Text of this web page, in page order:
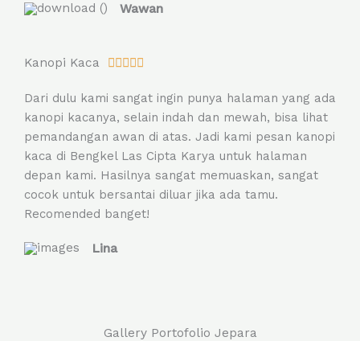
f
Wawan
Kanopi Kaca 
t
e
d
5
o
u
t
Dari dulu kami sangat ingin punya halaman yang ada
kanopi kacanya, selain indah dan mewah, bisa lihat
pemandangan awan di atas. Jadi kami pesan kanopi
kaca di Bengkel Las Cipta Karya untuk halaman
depan kami. Hasilnya sangat memuaskan, sangat
cocok untuk bersantai diluar jika ada tamu.
Recomended banget!
Lina
Gallery Portofolio Jepara